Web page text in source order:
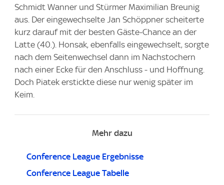
Schmidt Wanner und Stürmer Maximilian Breunig
aus. Der eingewechselte Jan Schöppner scheiterte
kurz darauf mit der besten Gäste-Chance an der
Latte (40.). Honsak, ebenfalls eingewechselt, sorgte
nach dem Seitenwechsel dann im Nachstochern
nach einer Ecke für den Anschluss - und Hoffnung.
Doch Piatek erstickte diese nur wenig später im
Keim.
Mehr dazu
Conference League Ergebnisse
Conference League Tabelle